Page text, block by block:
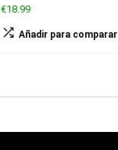
€18.99
Añadir para comparar